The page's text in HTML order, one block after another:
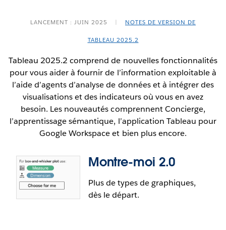
LANCEMENT : JUIN 2025 NOTES DE VERSION DE
TABLEAU 2025.2
Tableau 2025.2 comprend de nouvelles fonctionnalités
pour vous aider à fournir de l’information exploitable à
l’aide d’agents d’analyse de données et à intégrer des
visualisations et des indicateurs où vous en avez
besoin. Les nouveautés comprennent Concierge,
l’apprentissage sémantique, l’application Tableau pour
Google Workspace et bien plus encore.
Montre-moi 2.0
Plus de types de graphiques,
dès le départ.